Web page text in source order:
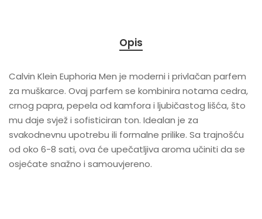
Opis
Calvin Klein Euphoria Men je moderni i privlačan parfem
za muškarce. Ovaj parfem se kombinira notama cedra,
crnog papra, pepela od kamfora i ljubičastog lišća, što
mu daje svjež i sofisticiran ton. Idealan je za
svakodnevnu upotrebu ili formalne prilike. Sa trajnošću
od oko 6-8 sati, ova će upečatljiva aroma učiniti da se
osjećate snažno i samouvjereno.